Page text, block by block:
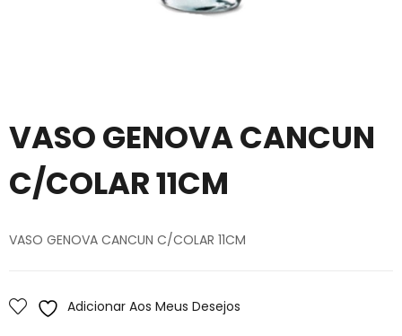
VASO GENOVA CANCUN
C/COLAR 11CM
VASO GENOVA CANCUN C/COLAR 11CM
Adicionar Aos Meus Desejos